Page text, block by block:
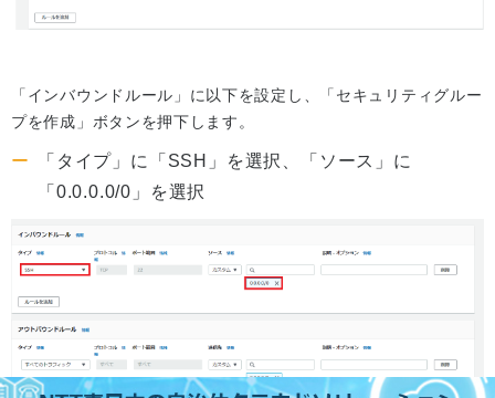
「インバウンドルール」に以下を設定し、「セキュリティグルー
プを作成」ボタンを押下します。
「タイプ」に「SSH」を選択、「ソース」に
「0.0.0.0/0」を選択